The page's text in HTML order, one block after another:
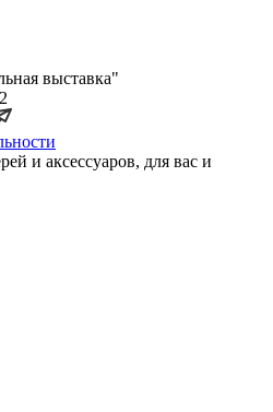
выставка"
и аксессуаров, для вас и